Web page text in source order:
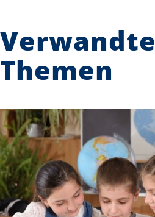
Verwandte
Themen